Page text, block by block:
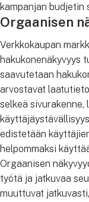
kampanjan budjetin
Orgaanisen
Verkkokaupan
hakukonenäkyvyys
saavutetaan
arvostavat
selkeä sivurakenne,
edistetään
helpommaksi
Orgaanisen
työtä ja jatkuvaa
muuttuvat